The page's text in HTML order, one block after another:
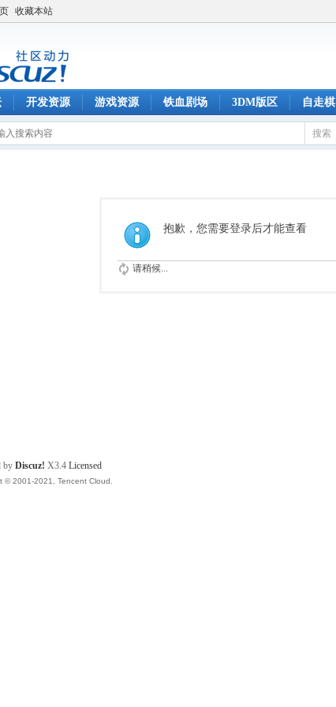
收藏本站
开发资源 游戏资源 铁血剧场 3DM版区 自走棋
搜索
抱歉，您需要登录后才能查看
请稍候...
by Discuz! X3.4 Licensed
© 2001-2021, Tencent Cloud.